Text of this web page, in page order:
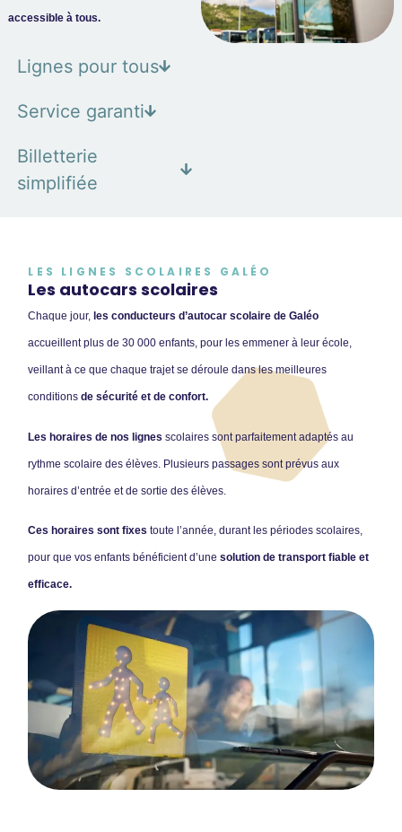
accessible à tous.
Lignes pour tous
Service garanti
Billetterie
simplifiée
LES LIGNES SCOLAIRES GALÉO
Les autocars scolaires
Chaque jour, les conducteursd’autocar scolaire de Galéo
accueillent plus de 30 000 enfants, pour les emmener à leur école,
veillant à ce que chaque trajet se déroule dans les meilleures
conditionsde sécurité et de confort.
Les horaires de nos lignes scolaires sont parfaitement adaptés au
rythme scolaire des élèves. Plusieurs passages sont prévus aux
horaires d’entrée et de sortie des élèves.
Ces horaires sont fixes toute l’année, durant les périodes scolaires,
pour que vos enfants bénéficient d’unesolution de transport fiable et
efficace.